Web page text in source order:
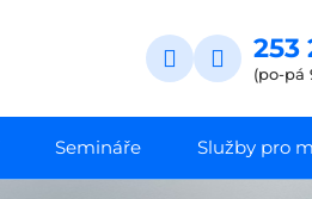
253
(po-pá
Semináře Služby pro